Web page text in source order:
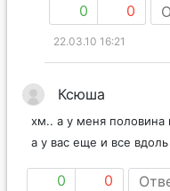
0 0
22.03.10 16:21
Ксюша
хм.. а у меня половина
а у вас еще и все
0 0